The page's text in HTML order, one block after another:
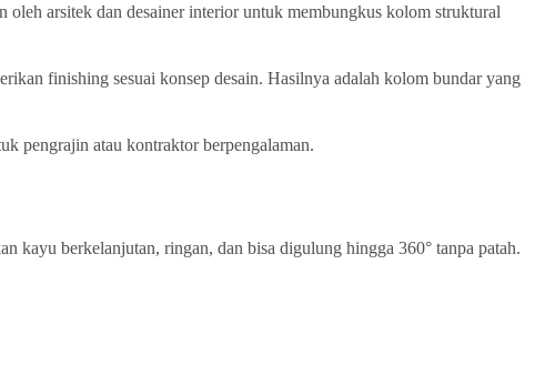
arsitek dan desainer interior untuk membungkus kolom struktural
finishing sesuai konsep desain. Hasilnya adalah kolom bundar yang
pengrajin atau kontraktor berpengalaman.
berkelanjutan, ringan, dan bisa digulung hingga 360° tanpa patah.